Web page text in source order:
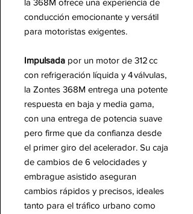
la 368M ofrece una experiencia de
conducción emocionante y versátil
para motoristas exigentes.
Impulsada por un motor de 312 cc
con refrigeración líquida y 4 válvulas,
la Zontes 368M entrega una potente
respuesta en baja y media gama,
con una entrega de potencia suave
pero firme que da confianza desde
el primer giro del acelerador. Su caja
de cambios de 6 velocidades y
embrague asistido aseguran
cambios rápidos y precisos, ideales
tanto para el tráfico urbano como